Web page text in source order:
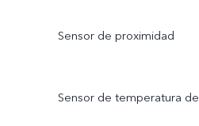
Sensor de proximidad
Sensor de temperatura de